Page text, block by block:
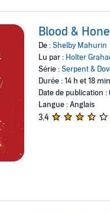
Blood &
De :Shelby Mahurin
Lu par : Holter
Série :Serpent &
Durée : 14 h et 18 min
Date de publication :
Langue : Anglais
3,4